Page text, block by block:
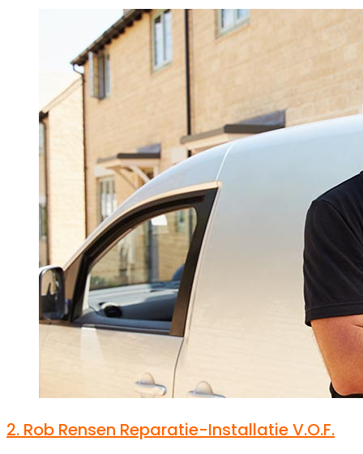
2. Rob Rensen Reparatie-Installatie V.O.F.